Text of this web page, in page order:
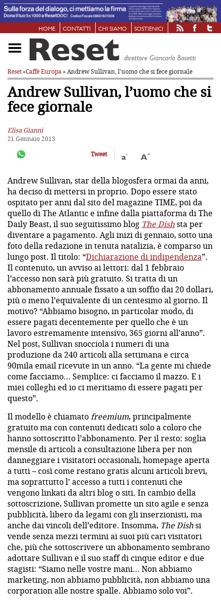
HOME CONTATTI CHI SIAMO SOSTIENICI
Reset»Caffè Europa» Andrew Sullivan, l’uomo che si fece giornale
Andrew Sullivan, l’uomo che si
fece giornale
Elisa Gianni
21 Gennaio 2013
Tweet
a- A+
Andrew Sullivan, star della blogosfera ormai da anni,
ha deciso di mettersi in proprio. Dopo essere stato
ospitato per anni dal sito del magazine TIME, poi da
quello di The Atlantic e infine dalla piattaforma di The
Daily Beast, il suo seguitissimo blog The Dishsta per
diventare a pagamento. Agli inizi di gennaio, sotto una
foto della redazione in tenuta natalizia, è comparso un
lungo post. Il titolo: “Dichiarazione di indipendenza”.
Il contenuto, un avviso ai lettori: dal 1 febbraio
l’accesso non sarà più gratuito. Si tratta di un
abbonamento annuale fissato a un soffio dai 20 dollari,
più o meno l’equivalente di un centesimo al giorno. Il
motivo? “Abbiamo bisogno, in particolar modo, di
essere pagati decentemente per quello che è un
lavoro estremamente intensivo, 365 giorni all’anno”.
Nel post, Sullivan snocciola i numeri di una
produzione da 240 articoli alla settimana e circa
90mila email ricevute in un anno. “La gente mi chiede
come facciamo… Semplice: ci facciamo il mazzo. E i
miei colleghi ed io ci meritiamo di essere pagati per
questo”.
Il modello è chiamatofreemium, principalmente
gratuito ma con contenuti dedicati solo a coloro che
hanno sottoscritto l’abbonamento. Per il resto: soglia
mensile di articoli a consultazione libera per non
danneggiare i visitatori occasionali, homepage aperta
a tutti – così come restano gratis alcuni articoli brevi,
ma soprattutto l’ accesso a tutti i contenuti che
vengono linkati da altri blog o siti. In cambio della
sottoscrizione, Sullivan promette un sito agile e senza
pubblicità, libero da legami con gli inserzionisti, ma
anche dai vincoli dell’editore. Insomma, The Dishsi
vende senza mezzi termini ai suoi più cari visitatori
che, più che sottoscrivere un abbonamento sembrano
adottare Sullivan e il suo staff di cinque editor e due
stagisti: “Siamo nelle vostre mani… Non abbiamo
marketing, non abbiamo pubblicità, non abbiamo una
corporation alle nostre spalle. Abbiamo solo voi”.